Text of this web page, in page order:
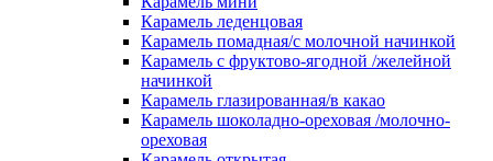
Карамель леденцовая
Карамель помадная/с молочной начинкой
Карамель с фруктово-ягодной /желейной
начинкой
Карамель глазированная/в какао
Карамель шоколадно-ореховая /молочно-
ореховая